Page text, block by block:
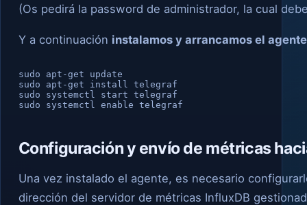
(Os pedirá la password de administrador, la cual
Y a continuación instalamos y arrancamos el
sudo apt-get update
sudo apt-get install telegraf
sudo systemctl start telegraf
sudo systemctl enable telegraf
Configuración y envío de métricas
Una vez instalado el agente, es necesario
dirección del servidor de métricas InfluxDB